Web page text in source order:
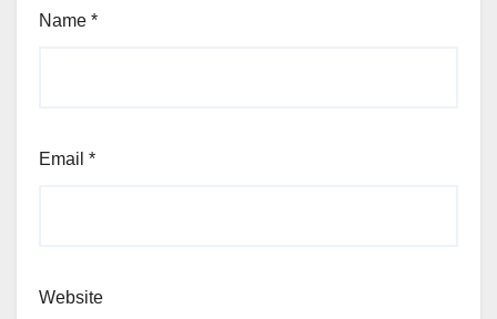
Name *
Email *
Website